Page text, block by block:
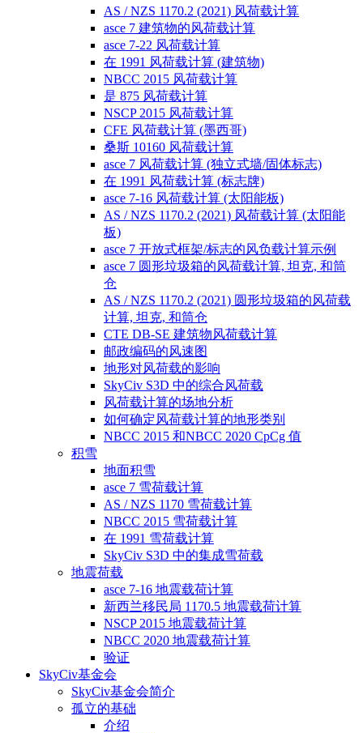
AS / NZS 1170.2 (2021) 风荷载计算
asce 7 建筑物的风荷载计算
asce 7-22 风荷载计算
在 1991 风荷载计算 (建筑物)
NBCC 2015 风荷载计算
是 875 风荷载计算
NSCP 2015 风荷载计算
CFE 风荷载计算 (墨西哥)
桑斯 10160 风荷载计算
asce 7 风荷载计算 (独立式墙/固体标志)
在 1991 风荷载计算 (标志牌)
asce 7-16 风荷载计算 (太阳能板)
AS / NZS 1170.2 (2021) 风荷载计算 (太阳能
板)
asce 7 开放式框架/标志的风负载计算示例
asce 7 圆形垃圾箱的风荷载计算, 坦克, 和筒
仓
AS / NZS 1170.2 (2021) 圆形垃圾箱的风荷载
计算, 坦克, 和筒仓
CTE DB-SE 建筑物风荷载计算
邮政编码的风速图
地形对风荷载的影响
SkyCiv S3D 中的综合风荷载
风荷载计算的场地分析
如何确定风荷载计算的地形类别
NBCC 2015 和NBCC 2020 CpCg 值
积雪
地面积雪
asce 7 雪荷载计算
AS / NZS 1170 雪荷载计算
NBCC 2015 雪荷载计算
在 1991 雪荷载计算
SkyCiv S3D 中的集成雪荷载
地震荷载
asce 7-16 地震载荷计算
新西兰移民局 1170.5 地震载荷计算
NSCP 2015 地震载荷计算
NBCC 2020 地震载荷计算
验证
SkyCiv基金会
SkyCiv基金会简介
孤立的基础
介绍